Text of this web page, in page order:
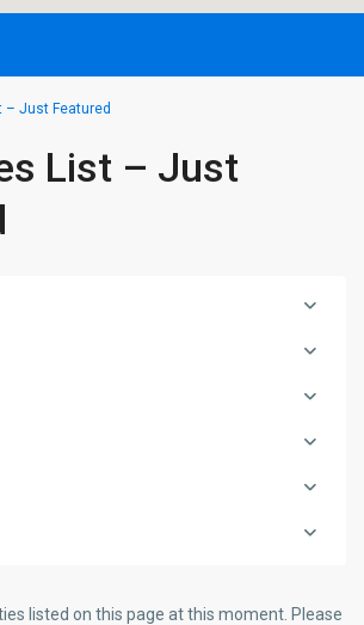
– Just Featured
List – Just
listed on this page at this moment. Please